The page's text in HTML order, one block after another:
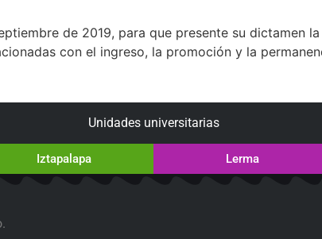
de 2019, para que presente su dictamen
con el ingreso, la promoción y la
Unidades universitarias
Iztapalapa Lerma